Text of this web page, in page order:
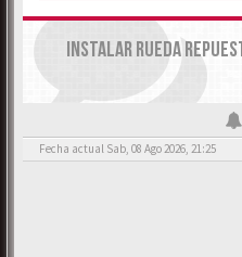
INSTALAR RUEDA
Fecha actual Sab, 08 Ago 2026, 21:25